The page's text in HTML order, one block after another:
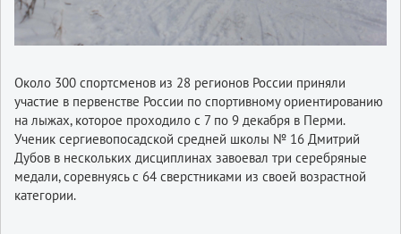
Около 300 спортсменов из 28 регионов России приняли
участие в первенстве России по спортивному ориентированию
на лыжах, которое проходило с 7 по 9 декабря в Перми.
Ученик сергиевопосадской средней школы № 16 Дмитрий
Дубов в нескольких дисциплинах завоевал три серебряные
медали, соревнуясь с 64 сверстниками из своей возрастной
категории.